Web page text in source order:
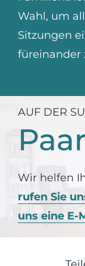
Wahl, um
Sitzungen
füreinander
AUF DER
Wir helfen
rufen Sie
uns eine E-